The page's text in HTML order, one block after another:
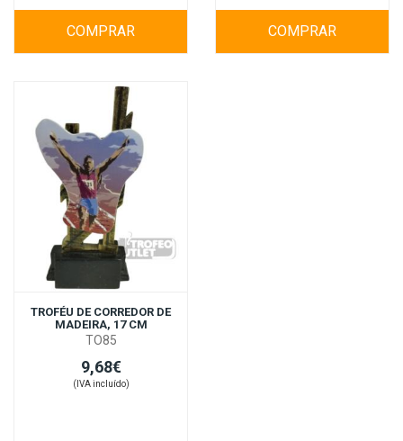
COMPRAR COMPRAR
TROFÉU DE CORREDOR DE
MADEIRA, 17 CM
TO85
9,68€
(IVA incluído)